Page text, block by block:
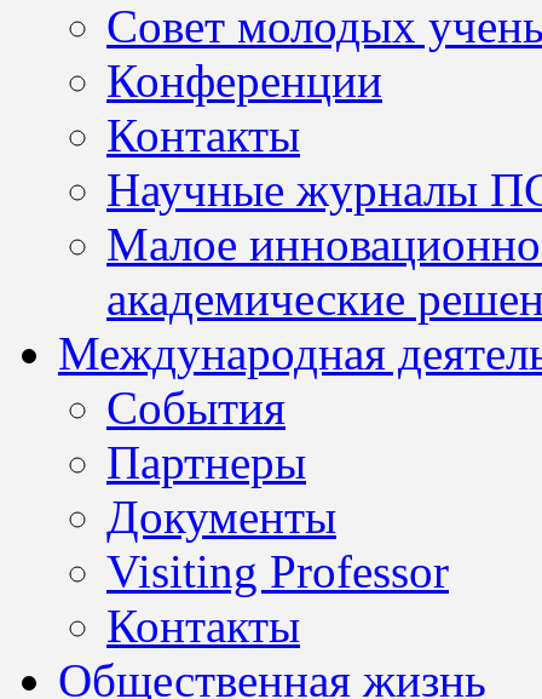
Совет молодых
Конференции
Контакты
Научные журналы
Малое
академические
Международная
События
Партнеры
Документы
Visiting Professor
Контакты
Общественная жизнь